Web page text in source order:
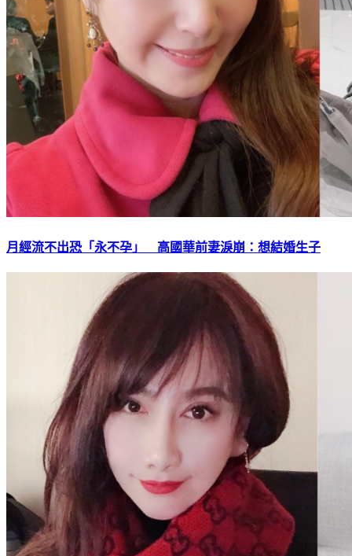
月經流不出恐「永不孕」 高國華前妻淚崩：想結婚生子